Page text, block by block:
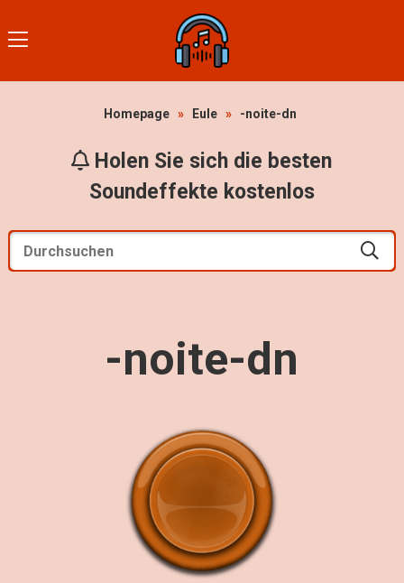
Homepage » Eule » -noite-dn
Holen Sie sich die besten
Soundeffekte kostenlos
-noite-dn